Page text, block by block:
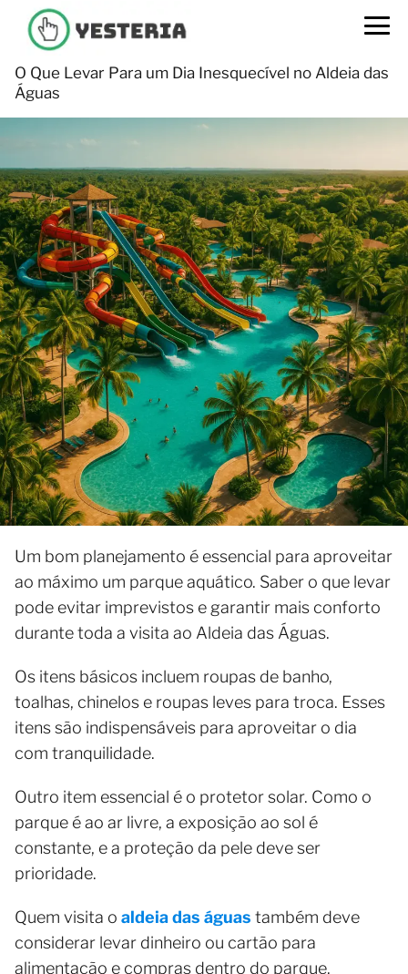
O Que Levar Para um Dia Inesquecível no Aldeia das
Águas
Um bom planejamento é essencial para aproveitar
ao máximo um parque aquático. Saber o que levar
pode evitar imprevistos e garantir mais conforto
durante toda a visita ao Aldeia das Águas.
Os itens básicos incluem roupas de banho,
toalhas, chinelos e roupas leves para troca. Esses
itens são indispensáveis para aproveitar o dia
com tranquilidade.
Outro item essencial é o protetor solar. Como o
parque é ao ar livre, a exposição ao sol é
constante, e a proteção da pele deve ser
prioridade.
Quem visita o aldeia das águas também deve
considerar levar dinheiro ou cartão para
alimentação e compras dentro do parque.